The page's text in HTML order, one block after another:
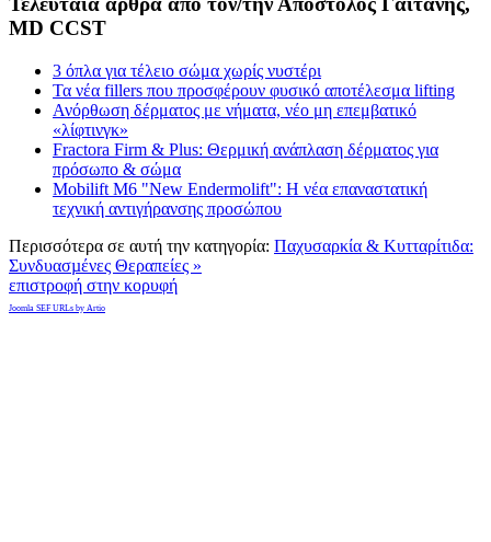
MD CCST
3 όπλα για τέλειο σώμα χωρίς νυστέρι
Τα νέα fillers που προσφέρουν φυσικό αποτέλεσμα lifting
Ανόρθωση δέρματος με νήματα, νέο μη επεμβατικό
«λίφτινγκ»
Fractora Firm & Plus: Θερμική ανάπλαση δέρματος για
πρόσωπο & σώμα
Mobilift M6 "New Endermolift": Η νέα επαναστατική
τεχνική αντιγήρανσης προσώπου
Περισσότερα σε αυτή την κατηγορία: Παχυσαρκία & Κυτταρίτιδα:
Συνδυασµένες Θεραπείες »
επιστροφή στην κορυφή
Joomla SEF URLs by Artio